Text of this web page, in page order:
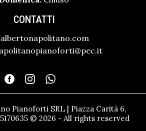
CONTATTI
Pianoforti SRL | Piazza Carità 6,
© 2026 - All rights reserved